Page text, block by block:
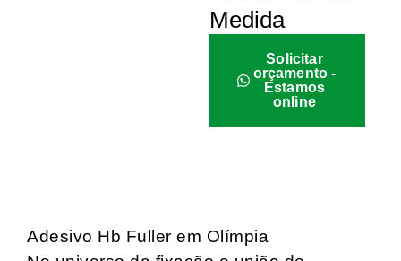
Medida
Solicitar
orçamento -
Estamos
online
Adesivo Hb Fuller em Olímpia